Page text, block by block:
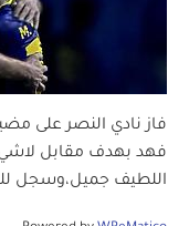
فاز نادي النصر على
فهد بهدف مقابل لاشي
اللطيف جميل،وسجل